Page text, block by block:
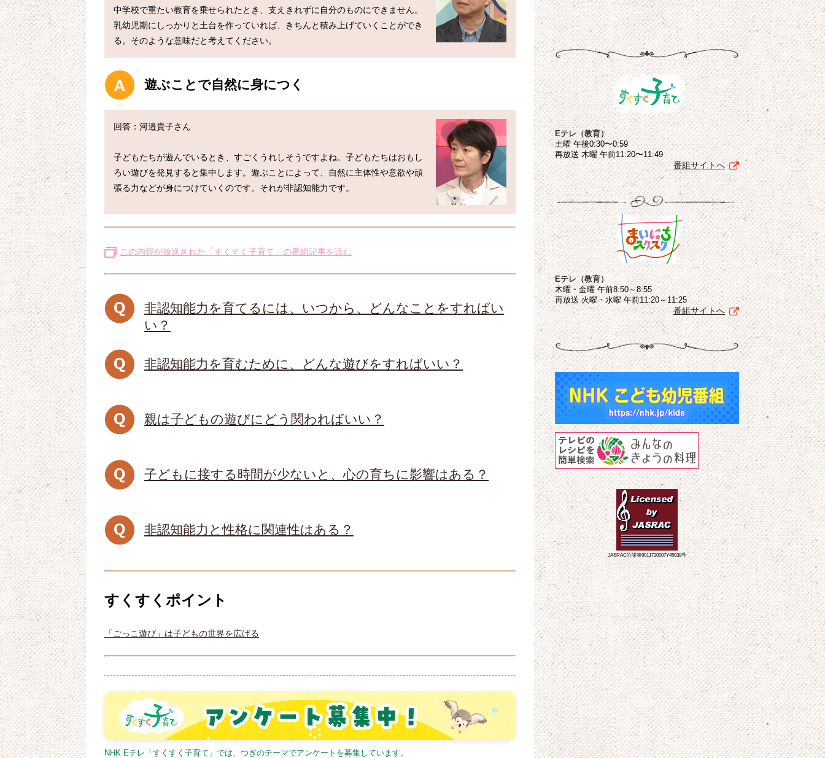
中学校で重たい教育を乗せられたとき、支えきれずに自分のものにできません。
乳幼児期にしっかりと土台を作っていれば、きちんと積み上げていくことができ
遊ぶことで自然に身につく
回答：河邉貴子さん
子どもたちが遊んでいるとき、すごくうれしそうですよね。子どもたちはおもし
ろい遊びを発見すると集中します。遊ぶことによって、自然に主体性や意欲や頑
この内容が放送された「すくすく子育て」の番組記事を読む
非認知能力を育てるには、いつから、どんなことをすればい
い？
非認知能力を育むために、どんな遊びをすればいい？
親は子どもの遊びにどう関わればいい？
子どもに接する時間が少ないと、心の育ちに影響はある？
非認知能力と性格に関連性はある？
すくすくポイント
「ごっこ遊び」は子どもの世界を広げる
NHK Eテレ「すくすく子育て」では、つぎのテーマでアンケートを募集しています。
Eテレ（教育）
土曜 午後0:30〜0:59
再放送 木曜 午前11:20〜11:49
番組サイトへ
Eテレ（教育）
木曜・金曜 午前8:50～8:55
再放送 火曜・水曜 午前11:20～11:25
番組サイトへ
JASRAC許諾第9011730007Y45038号